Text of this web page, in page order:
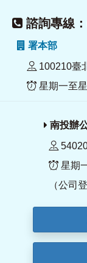
諮詢專線
署本部
100210臺
星期一至
南投辦
星期
（公司